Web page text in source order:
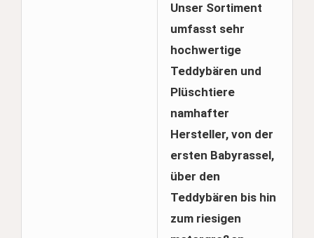
Unser Sortiment
umfasst sehr
hochwertige
Teddybären und
Plüschtiere
namhafter
Hersteller, von der
ersten Babyrassel,
über den
Teddybären bis hin
zum riesigen